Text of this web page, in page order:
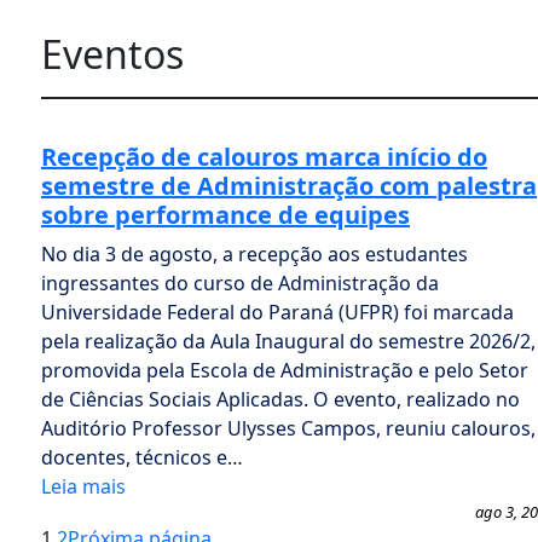
Eventos
Recepção de calouros marca início do
semestre de Administração com palestra
sobre performance de equipes
No dia 3 de agosto, a recepção aos estudantes
ingressantes do curso de Administração da
Universidade Federal do Paraná (UFPR) foi marcada
pela realização da Aula Inaugural do semestre 2026/2,
promovida pela Escola de Administração e pelo Setor
de Ciências Sociais Aplicadas. O evento, realizado no
Auditório Professor Ulysses Campos, reuniu calouros,
docentes, técnicos e…
Leia mais
ago 3,